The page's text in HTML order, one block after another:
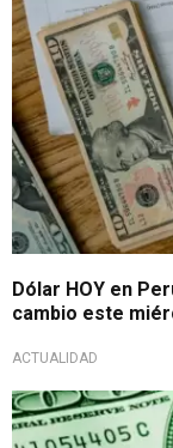
Dólar HOY en
cambio este
ACTUALIDAD
Para la compra y